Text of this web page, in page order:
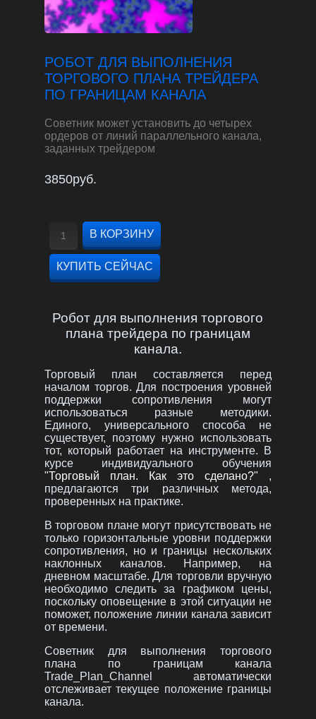
РОБОТ ДЛЯ ВЫПОЛНЕНИЯ
ТОРГОВОГО ПЛАНА ТРЕЙДЕРА
ПО ГРАНИЦАМ КАНАЛА
Советник может установить до четырех
ордеров от линий параллельного канала,
заданных трейдером
3850руб.
Робот для выполнения торгового
плана трейдера по границам
канала.
Торговый план составляется перед
началом торгов. Для построения уровней
поддержки сопротивления могут
использоваться разные методики.
Единого, универсального способа не
существует, поэтому нужно использовать
тот, который работает на инструменте. В
курсе индивидуального обучения
"Торговый план. Как это сделано?" ,
предлагаются три различных метода,
проверенных на практике.
В торговом плане могут присутствовать не
только горизонтальные уровни поддержки
сопротивления, но и границы нескольких
наклонных каналов. Например, на
дневном масштабе. Для торговли вручную
необходимо следить за графиком цены,
поскольку оповещение в этой ситуации не
поможет, положение линии канала зависит
от времени.
Советник для выполнения торгового
плана по границам канала
Trade_Plan_Channel автоматически
отслеживает текущее положение границы
канала.